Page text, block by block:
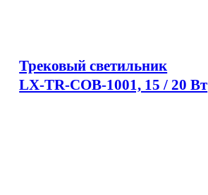
Трековый светильник
LX-TR-COB-1001, 15 / 20 Вт